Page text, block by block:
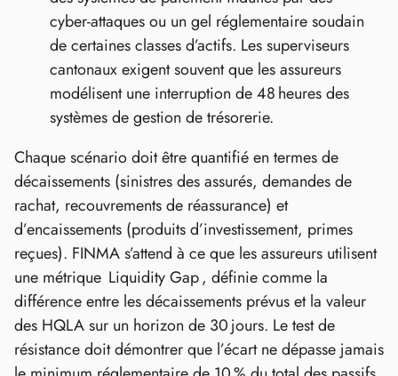
cyber‑attaques ou un gel réglementaire soudain
de certaines classes d’actifs. Les superviseurs
cantonaux exigent souvent que les assureurs
modélisent une interruption de 48 heures des
systèmes de gestion de trésorerie.
Chaque scénario doit être quantifié en termes de
décaissements (sinistres des assurés, demandes de
rachat, recouvrements de réassurance) et
d’encaissements (produits d’investissement, primes
reçues). FINMA s’attend à ce que les assureurs utilisent
une métrique Liquidity Gap , définie comme la
différence entre les décaissements prévus et la valeur
des HQLA sur un horizon de 30 jours. Le test de
résistance doit démontrer que l’écart ne dépasse jamais